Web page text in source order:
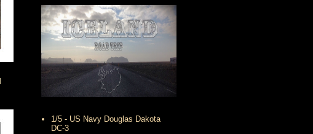
1/5 - US Navy Douglas Dakota
DC-3